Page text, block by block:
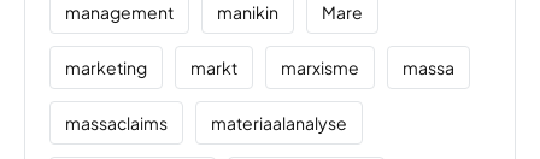
management manikin Mare
marketing markt marxisme massa
massaclaims materiaalanalyse